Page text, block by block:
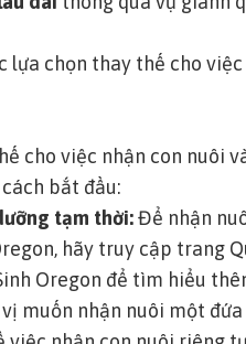
chọn thay thế cho
cho việc nhận con nuôi
bắt đầu:
tạm thời:Để nhận
hãy truy cập trang
Oregon để tìm hiểu
vị muốn nhận nuôi một